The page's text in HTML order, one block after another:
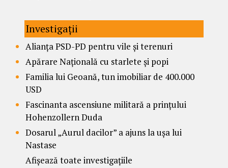
Investigații
Alianța PSD-PD pentru vile și terenuri
Apărare Națională cu starlete și popi
Familia lui Geoană, tun imobiliar de 400.000
USD
Fascinanta ascensiune militară a prințului
Hohenzollern Duda
Dosarul „Aurul dacilor” a ajuns la ușa lui
Nastase
Afișează toate investigațiile